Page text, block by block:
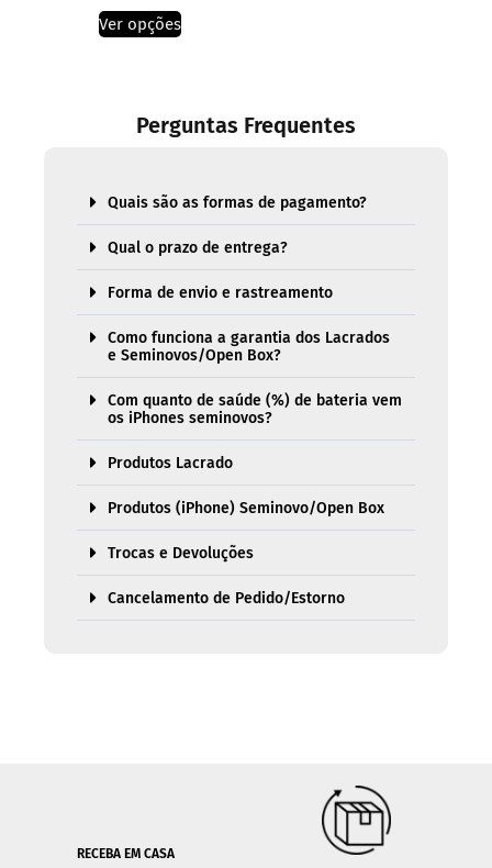
Ver opções
Perguntas Frequentes
Quais são as formas de pagamento?
Qual o prazo de entrega?
Forma de envio e rastreamento
Como funciona a garantia dos Lacrados
e Seminovos/Open Box?
Com quanto de saúde (%) de bateria vem
os iPhones seminovos?
Produtos Lacrado
Produtos (iPhone) Seminovo/Open Box
Trocas e Devoluções
Cancelamento de Pedido/Estorno
RECEBA EM CASA